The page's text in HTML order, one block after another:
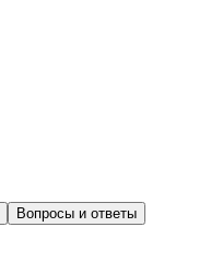
Вопросы и ответы